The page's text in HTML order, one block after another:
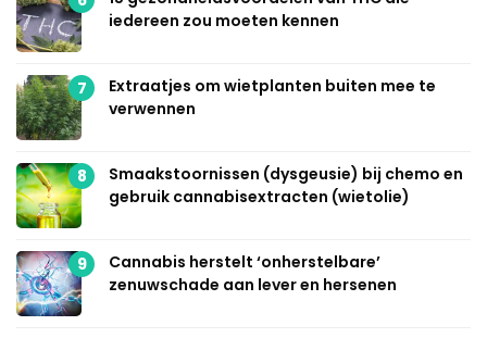
iedereen zou moeten kennen
7
Extraatjes om wietplanten buiten mee te
verwennen
8
Smaakstoornissen (dysgeusie) bij chemo en
gebruik cannabisextracten (wietolie)
9
Cannabis herstelt ‘onherstelbare’
zenuwschade aan lever en hersenen